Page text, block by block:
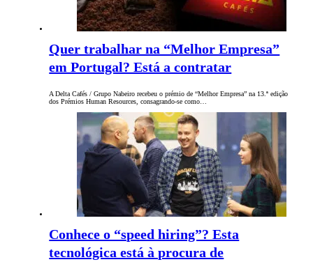
Quer trabalhar na “Melhor Empresa”
em Portugal? Está a contratar
A Delta Cafés / Grupo Nabeiro recebeu o prémio de “Melhor Empresa” na 13.ª edição
dos Prémios Human Resources, consagrando-se como…
Conhece o “speed hiring”? Esta
tecnológica está à procura de